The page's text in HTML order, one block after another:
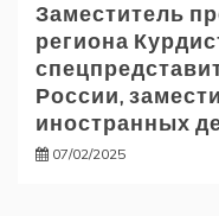
Заместитель
региона
России,
иностранных
07/02/2025